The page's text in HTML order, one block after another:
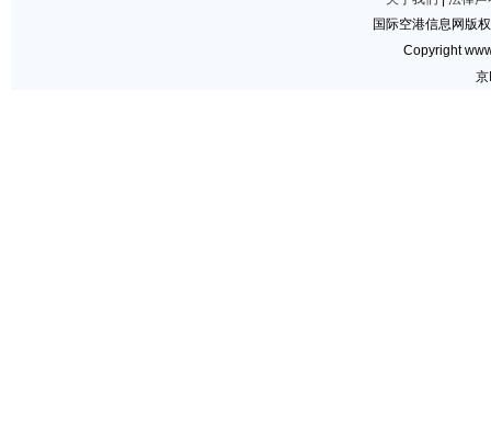
国际空港信息网版
Copyright